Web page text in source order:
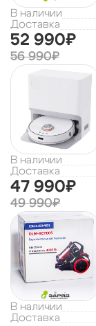
52 990₽
56 990₽
В наличии
Доставка
47 990₽
49 990₽
В наличии
Доставка
В наличии
Доставка